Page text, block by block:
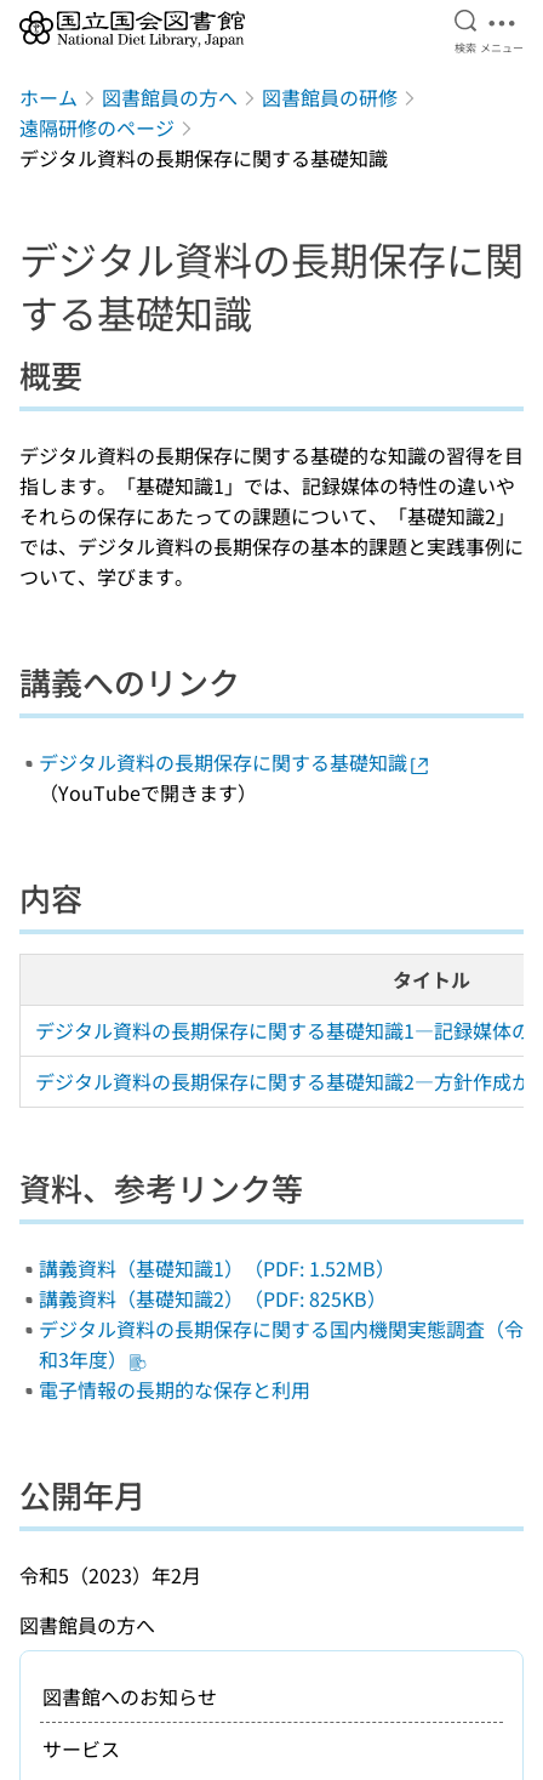
検索を
検索 メ
メニュー
ホーム 図書館員の方へ
図書館員の研修
遠隔研修のページ
デジタル資料の長期保存に関する基礎知識
デジタル資料の長期保存に関
する基礎知識
概要
デジタル資料の長期保存に関する基礎的な知識の習得を目
指します。「基礎知識1」では、記録媒体の特性の違いや
それらの保存にあたっての課題について、「基礎知識2」
では、デジタル資料の長期保存の基本的課題と実践事例に
ついて、学びます。
講義へのリンク
デジタル資料の長期保存に関する基礎知識
（YouTubeで開きます）
内容
タイトル
デジタル資料の長期保存に関する基礎知識1―記録媒体
デジタル資料の長期保存に関する基礎知識2―方針作成
資料、参考リンク等
講義資料（基礎知識1）（PDF: 1.52MB）
講義資料（基礎知識2）（PDF: 825KB）
デジタル資料の長期保存に関する国内機関実態調査（令
和3年度）
電子情報の長期的な保存と利用
公開年月
令和5（2023）年2月
図書館員の方へ
図書館へのお知らせ
サービス